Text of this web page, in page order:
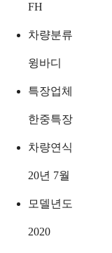
FH
차량분류
윙바디
특장업체
한중특장
차량연식
20년 7월
모델년도
2020